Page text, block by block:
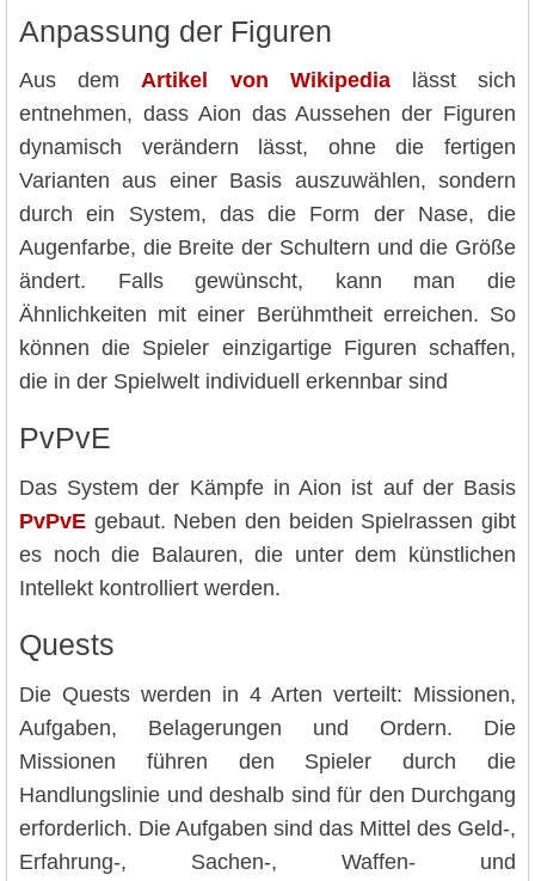
Anpassung der Figuren
Aus demArtikel von Wikipedialässt sich
entnehmen, dass Aion das Aussehen der Figuren
dynamisch verändern lässt, ohne die fertigen
Varianten aus einer Basis auszuwählen, sondern
durch ein System, das die Form der Nase, die
Augenfarbe, die Breite der Schultern und die Größe
ändert. Falls gewünscht, kann man die
Ähnlichkeiten mit einer Berühmtheit erreichen. So
können die Spieler einzigartige Figuren schaffen,
die in der Spielwelt individuell erkennbar sind
PvPvE
Das System der Kämpfe in Aion ist auf der Basis
PvPvE gebaut. Neben den beiden Spielrassen gibt
es noch die Balauren, die unter dem künstlichen
Intellekt kontrolliert werden.
Quests
Die Quests werden in 4 Arten verteilt: Missionen,
Aufgaben, Belagerungen und Ordern. Die
Missionen führen den Spieler durch die
Handlungslinie und deshalb sind für den Durchgang
erforderlich. Die Aufgaben sind das Mittel des Geld-,
Erfahrung-, Sachen-, Waffen- und